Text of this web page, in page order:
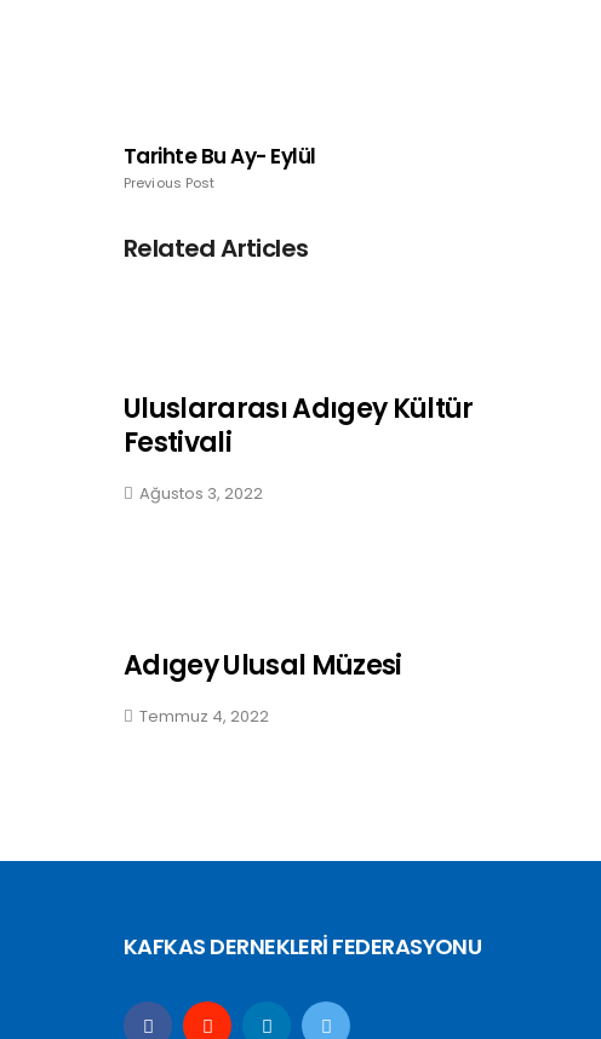
Tarihte Bu Ay- Eylül
Previous Post
Related Articles
Uluslararası Adıgey Kültür
Festivali
Ağustos 3, 2022
Adıgey Ulusal Müzesi
Temmuz 4, 2022
KAFKAS DERNEKLERİ FEDERASYONU